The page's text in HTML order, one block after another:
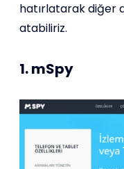
hatırlatarak diğer
atabiliriz.
1. mSpy